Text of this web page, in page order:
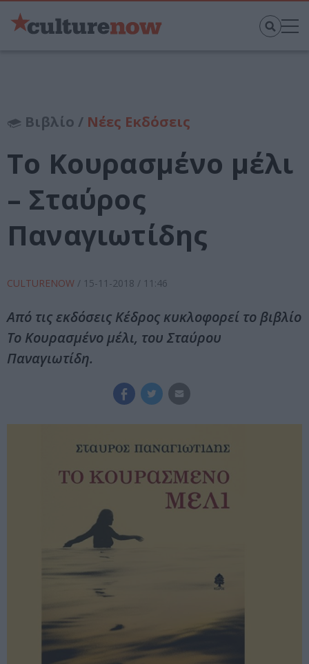
Βιβλίο / Νέες Εκδόσεις
Το Κουρασμένο μέλι
– Σταύρος
Παναγιωτίδης
CULTURENOW / 15-11-2018 / 11:46
Από τις εκδόσεις Κέδρος κυκλοφορεί το βιβλίο
Το Κουρασμένο μέλι, του Σταύρου
Παναγιωτίδη.